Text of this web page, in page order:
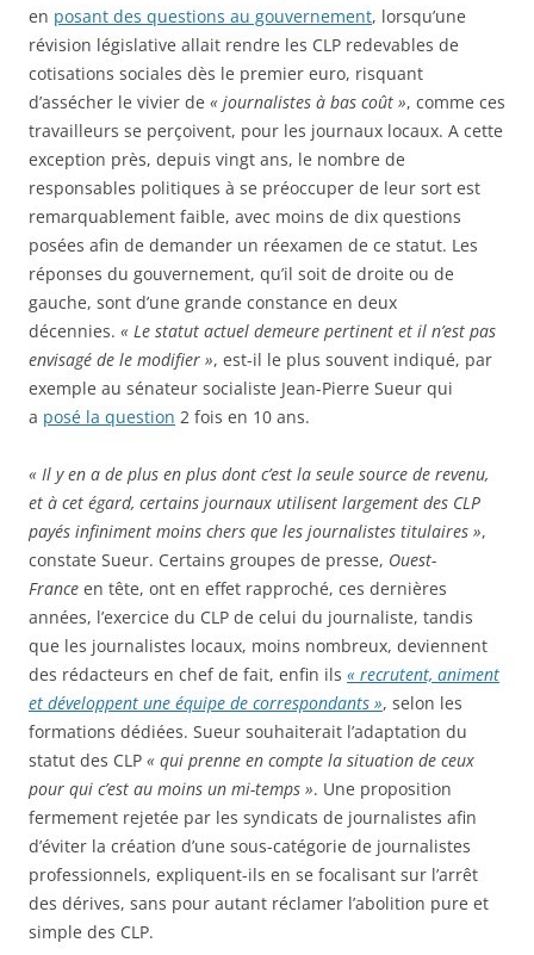
en posant des questions au gouvernement, lorsqu’une
révision législative allait rendre les CLP redevables de
cotisations sociales dès le premier euro, risquant
d’assécher le vivier de « journalistes à bas coût », comme ces
travailleurs se perçoivent, pour les journaux locaux. A cette
exception près, depuis vingt ans, le nombre de
responsables politiques à se préoccuper de leur sort est
remarquablement faible, avec moins de dix questions
posées afin de demander un réexamen de ce statut. Les
réponses du gouvernement, qu’il soit de droite ou de
gauche, sont d’une grande constance en deux
décennies. « Le statut actuel demeure pertinent et il n’est pas
envisagé de le modifier », est-il le plus souvent indiqué, par
exemple au sénateur socialiste Jean-Pierre Sueur qui
a posé la question 2 fois en 10 ans.
« Il y en a de plus en plus dont c’est la seule source de revenu,
et à cet égard, certains journaux utilisent largement des CLP
payés infiniment moins chers que les journalistes titulaires »,
constate Sueur. Certains groupes de presse, Ouest-
France en tête, ont en effet rapproché, ces dernières
années, l’exercice du CLP de celui du journaliste, tandis
que les journalistes locaux, moins nombreux, deviennent
des rédacteurs en chef de fait, enfin ils « recrutent, animent
et développent une équipe de correspondants », selon les
formations dédiées. Sueur souhaiterait l’adaptation du
statut des CLP « qui prenne en compte la situation de ceux
pour qui c’est au moins un mi-temps ». Une proposition
fermement rejetée par les syndicats de journalistes afin
d’éviter la création d’une sous-catégorie de journalistes
professionnels, expliquent-ils en se focalisant sur l’arrêt
des dérives, sans pour autant réclamer l’abolition pure et
simple des CLP.